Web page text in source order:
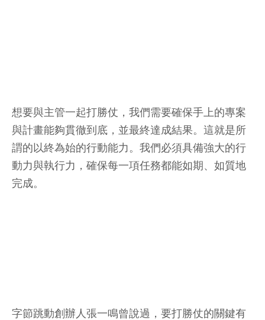
想要與主管一起打勝仗，我們需要確保手上的專案
與計畫能夠貫徹到底，並最終達成結果。這就是所
謂的以終為始的行動能力。我們必須具備強大的行
動力與執行力，確保每一項任務都能如期、如質地
完成。
字節跳動創辦人張一鳴曾說過，要打勝仗的關鍵有